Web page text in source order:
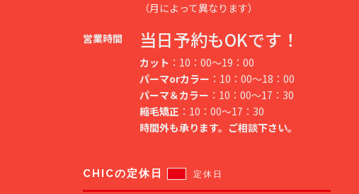
（月によって異なります）
営業時間 当日予約もOKです！
カット ：10：00～19：00
パーマorカラー ：10：00～18：00
パーマ＆カラー ：10：00～17：30
縮毛矯正 ：10：00～17：30
時間外も承ります。ご相談下さい。
CHICの定休日 定休日